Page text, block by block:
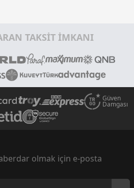
TAKSİT İMKANI
Güven
Damgası
olmak için e-posta